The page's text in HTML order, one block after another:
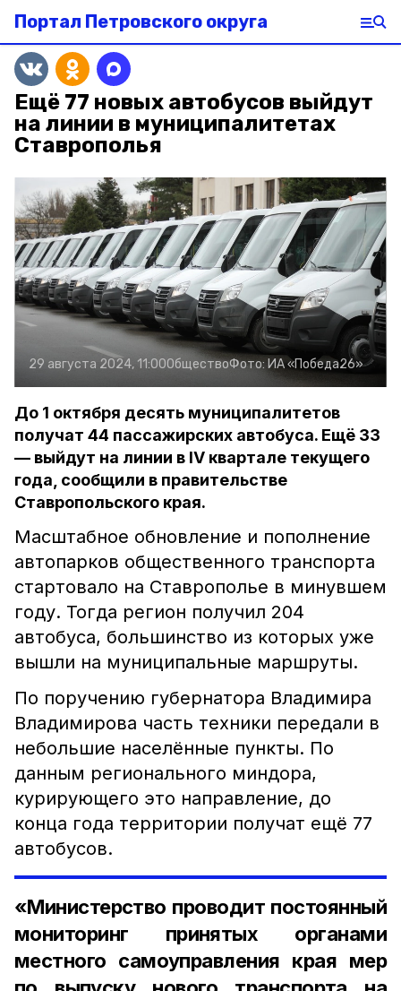
Портал Петровского округа
Ещё 77 новых автобусов выйдут
на линии в муниципалитетах
Ставрополья
29 августа 2024, 11:00ОбществоФото: ИА «Победа26»
До 1 октября десять муниципалитетов
получат 44 пассажирских автобуса. Ещё 33
— выйдут на линии в IV квартале текущего
года, сообщили в правительстве
Ставропольского края.
Масштабное обновление и пополнение
автопарков общественного транспорта
стартовало на Ставрополье в минувшем
году. Тогда регион получил 204
автобуса, большинство из которых уже
вышли на муниципальные маршруты.
По поручению губернатора Владимира
Владимирова часть техники передали в
небольшие населённые пункты. По
данным регионального миндора,
курирующего это направление, до
конца года территории получат ещё 77
автобусов.
«Министерство проводит постоянный
мониторинг принятых органами
местного самоуправления края мер